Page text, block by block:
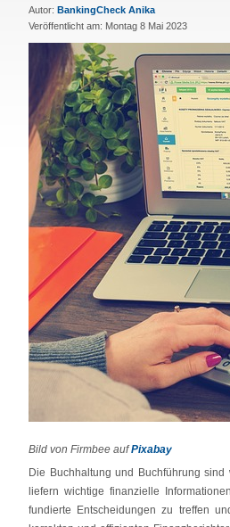
Autor: BankingCheck Anika
Veröffentlicht am: Montag 8 Mai 2023
Bild von Firmbee aufPixabay
Die Buchhaltung und Buchführung
liefern wichtige finanzielle
fundierte Entscheidungen zu treffen